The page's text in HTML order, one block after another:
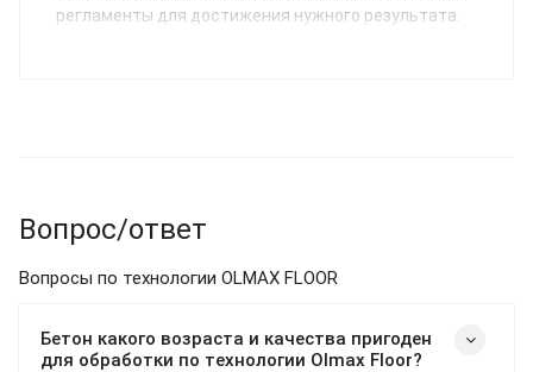
регламенты для достижения нужного результата.
Вопрос/ответ
Вопросы по технологии OLMAX FLOOR
Бетон какого возраста и качества пригоден
для обработки по технологии Olmax Floor?